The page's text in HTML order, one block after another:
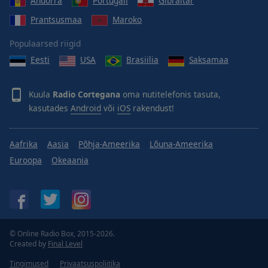
Prantsusmaa
Maroko
Populaarsed riigid
Eesti
USA Brasiilia Saksamaa
Kuula Radio Cortegana oma nutitelefonis tasuta,
kasutades Android või iOS rakendust!
Aafrika Aasia Põhja-Ameerika
Lõuna-Ameerika
Euroopa
Okeaania
© Online Radio Box, 2015-2026.
Created by Final Level
Tingimused
Privaatsuspoliitika